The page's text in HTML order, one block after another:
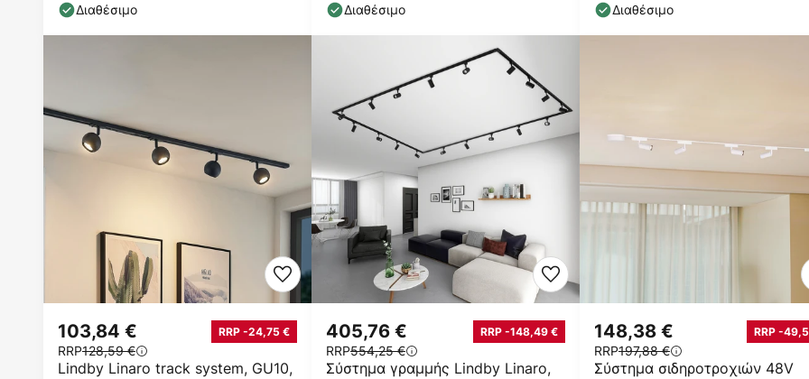
Διαθέσιμο Διαθέσιμο Διαθέσιμο
Lindby Linaro track system, GU10,
103,84 € RRP -24,75 €
RRP128,59 €
Σύστημα γραμμής Lindby Linaro,
405,76 € RRP -148,49 €
RRP554,25 €
Σύστημα σιδηροτροχιών 48V
148,38 € RRP -
RRP197,88 €